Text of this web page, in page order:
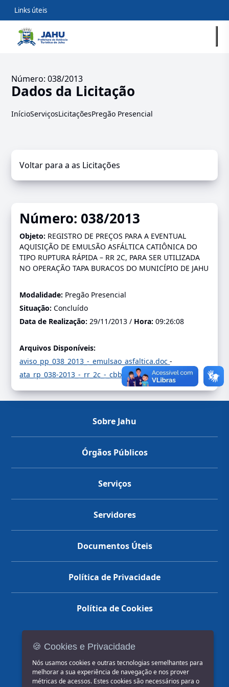
Links úteis
Número: 038/2013
Dados da Licitação
InícioServiçosLicitaçõesPregão Presencial
Voltar para a as Licitações
Número: 038/2013
Objeto: REGISTRO DE PREÇOS PARA A EVENTUAL
AQUISIÇÃO DE EMULSÃO ASFÁLTICA CATIÔNICA DO
TIPO RUPTURA RÁPIDA – RR 2C, PARA SER UTILIZADA
NO OPERAÇÃO TAPA BURACOS DO MUNICÍPIO DE JAHU
Modalidade: Pregão Presencial
Situação:Concluído
Data de Realização:29/11/2013 / Hora:09:26:08
Arquivos Disponíveis:
aviso_pp_038_2013_-_emulsao_asfaltica.doc-
ata_rp_038-2013_-_rr_2c_-_cbb.pdf-
Sobre Jahu
Órgãos Públicos
Serviços
Servidores
Documentos Úteis
Política de Privacidade
Política de Cookies
🍪 Cookies e Privacidade
Nós usamos cookies e outras tecnologias semelhantes para
melhorar a sua experiência de navegação e nos prover
métricas de acessos. Estes cookies são necessários para o